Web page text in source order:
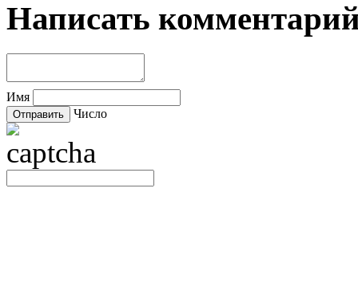
Написать
Имя
Число